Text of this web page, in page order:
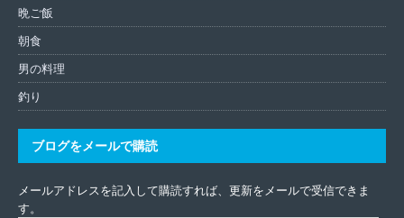
晩ご飯
朝食
男の料理
釣り
ブログをメールで購読
メールアドレスを記入して購読すれば、更新をメールで受信できま
す。